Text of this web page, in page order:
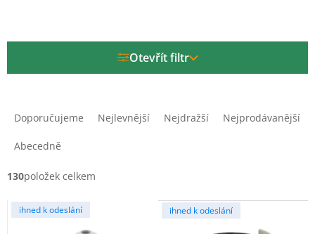
Otevřít filtr
í
r
o
Doporučujeme Nejlevnější Nejdražší Nejprodávanější
Abecedně
130položek celkem
V
ý
ihned k odeslání ihned k odeslání